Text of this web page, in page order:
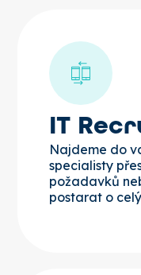
IT
Najdeme do
specialisty
požadavků
postarat o